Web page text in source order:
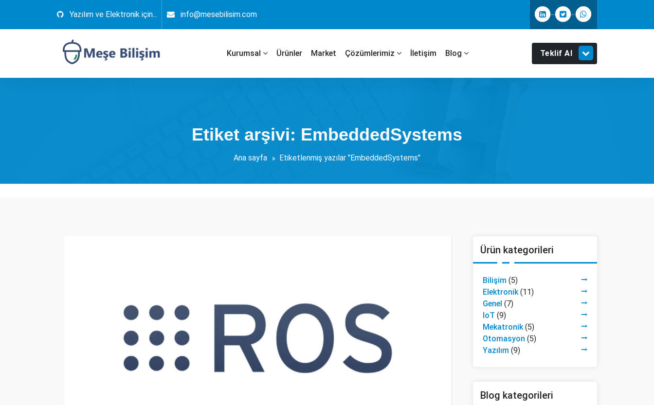
Yazılım ve Elektronik için... info@mesebilisim.com
Kurumsal Ürünler Market Çözümlerimiz İletişim Blog Teklif Al
Etiket arşivi: EmbeddedSystems
Ana sayfa Etiketlenmiş yazılar "EmbeddedSystems"
Ürün kategorileri
Bilişim (5)
Elektronik (11)
Genel (7)
IoT (9)
Mekatronik (5)
Otomasyon (5)
Yazılım (9)
Blog kategorileri